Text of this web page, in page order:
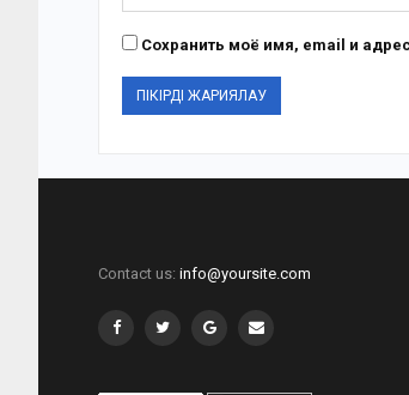
Сохранить моё имя, email и
Contact us: info@yoursite.com